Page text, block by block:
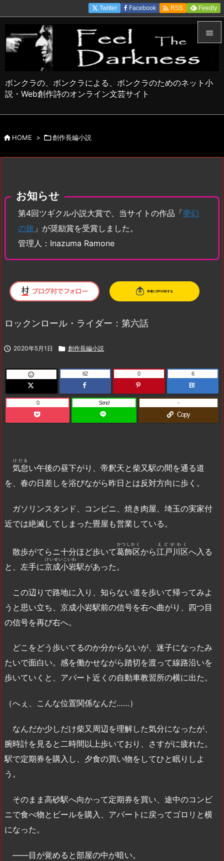
ボンクラの、ボンクラによる、ボンクラのためのネット小
説・Web創作詩のオンライン文芸サイト



Twitter Facebook  RSS Feedly
HOME > 創作長編小説
お知らせ
第4回ツギクル小説大賞で、当サイトの作品「夢幻
の旅 」が奨励賞を受賞しました。
管理人：Inazuma Ramone
ロックンロール・ライダー：第六話
 2020年5月1日  創作長編小説
 62 0
B!
6
0 Send
Copy
-
気怠
けだる
い午後の昼下がり、帝釈天と柴又駅の間を通る道
を、春の日差しを浴びながら昨日とは反対方向に歩く。
ガソリンスタンド、コンビニ、焼き肉屋、埼玉の実家付
近では絶滅してしまった畳屋も営業している。
散歩がてらニ十分ほど歩いて葛飾区
かつしかく
から江戸川区
えどがわく
へ入る
と、左手に京成小岩
けいせいこいわ
駅があった。
この辺りで路地に入り、知らない道を歩いて帰ってみよ
うと思い立ち、京成小岩駅前の信号を右へ曲がり、四つ目
の信号を再び右へ。
どこをどう歩いてるのか分からないが、迷子になったみ
たいで面白い。感を働かせながら踏切を渡って線路沿いを
歩いていくと、アパート近くの自動車教習所の横に出た。
（へぇ、こんな位置関係なんだ……）
なんだか少しだけ柴又周辺を理解した気分になったが、
腕時計を見ると二時間以上歩いており、さすがに疲れた。
駅で定期券を購入し、夕食の買い物をしてひと眠りしよ
う。
そのまま高砂駅へ向かって定期券を買い、途中のコンビ
ニで食べ物とビールを購入、アパートに戻ってゴロリと横
になった。
――目が覚めると部屋の中が暗い。